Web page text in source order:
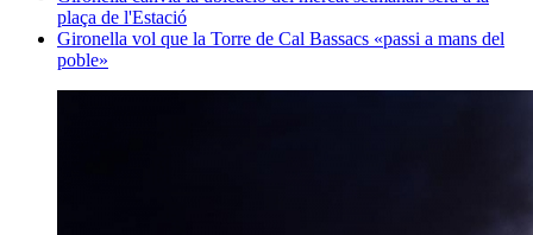
plaça de l'Estació
Gironella vol que la Torre de Cal Bassacs «passi a mans del
poble»